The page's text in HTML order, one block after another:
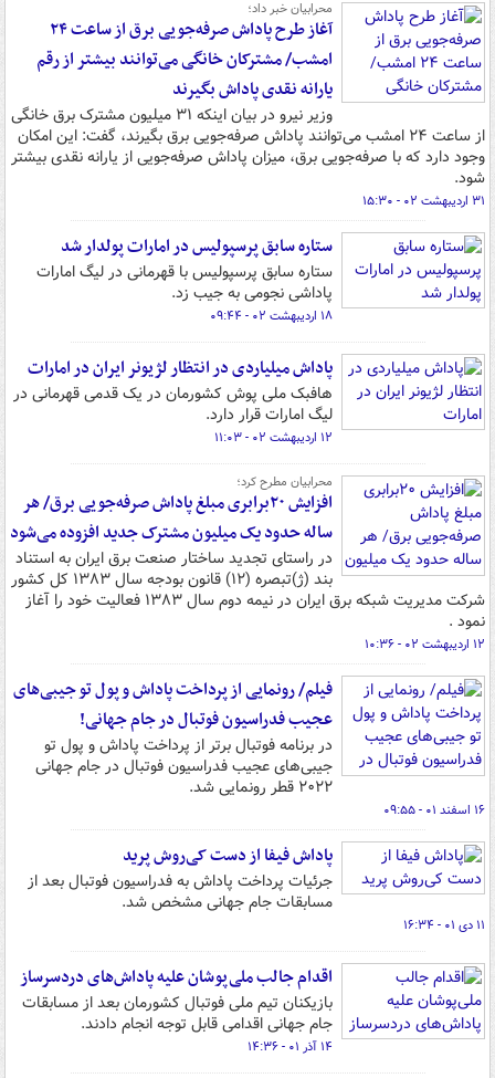
محرابیان خبر داد؛
آغاز طرح پاداش صرفه‌جویی برق از ساعت ۲۴
امشب/ مشترکان خانگی می‌توانند بیشتر از رقم
یارانه نقدی پاداش بگیرند
وزیر نیرو در بیان اینکه ۳۱ میلیون مشترک برق خانگی
از ساعت ۲۴ امشب می‌توانند پاداش صرفه‌جویی برق بگیرند، گفت: این امکان
وجود دارد که با صرفه‌جویی برق، میزان پاداش صرفه‌جویی از یارانه نقدی بیشتر
شود.
۳۱ اردیبهشت ۰۲ - ۱۵:۳۰
ستاره سابق پرسپولیس در امارات پولدار شد
ستاره سابق پرسپولیس با قهرمانی در لیگ امارات
پاداشی نجومی به جیب زد.
۱۸ اردیبهشت ۰۲ - ۰۹:۴۴
پاداش میلیاردی در انتظار لژیونر ایران در امارات
هافبک ملی پوش کشورمان در یک قدمی قهرمانی در
لیگ امارات قرار دارد.
۱۲ اردیبهشت ۰۲ - ۱۱:۰۳
محرابیان مطرح کرد؛
افزایش ۲۰برابری مبلغ پاداش صرفه‌جویی برق/ هر
ساله حدود یک میلیون مشترک جدید افزوده می‌شود
در راستای تجدید ساختار صنعت برق ایران به استناد
بند (ژ)تبصره (۱۲) قانون بودجه سال ۱۳۸۳ کل کشور
شرکت مدیریت شبکه برق ایران در نیمه دوم سال ۱۳۸۳ فعالیت خود را آغاز
نمود .
۱۲ اردیبهشت ۰۲ - ۱۰:۳۶
فیلم/ رونمایی از پرداخت پاداش و پول‌ تو جیبی‌های
عجیب فدراسیون فوتبال در جام جهانی!
در برنامه فوتبال برتر از پرداخت پاداش و پول‌ تو
جیبی‌های عجیب فدراسیون فوتبال در جام جهانی
۲۰۲۲ قطر رونمایی شد.
۱۶ اسفند ۰۱ - ۰۹:۵۵
پاداش فیفا از دست کی‌روش پرید
جرئیات پرداخت پاداش به فدراسیون فوتبال بعد از
مسابقات جام جهانی مشخص شد.
۱۱ دی ۰۱ - ۱۶:۳۴
اقدام جالب ملی‌پوشان علیه پاداش‌های دردسرساز
بازیکنان تیم ملی فوتبال کشورمان بعد از مسابقات
جام جهانی اقدامی قابل توجه انجام دادند.
۱۴ آذر ۰۱ - ۱۴:۳۶